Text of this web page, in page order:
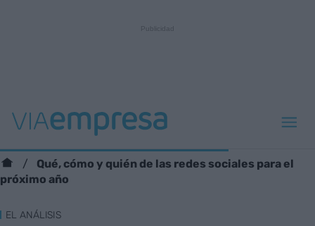
Qué, cómo y quién de las redes sociales para el
próximo año
EL ANÁLISIS